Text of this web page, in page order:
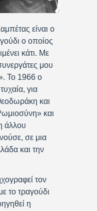
είναι ο
ο οποίος
κάτι. Με
μου
Το 1966 ο
για
και
και
άλλου
σε μια
και την
τον
το τραγούδι
η